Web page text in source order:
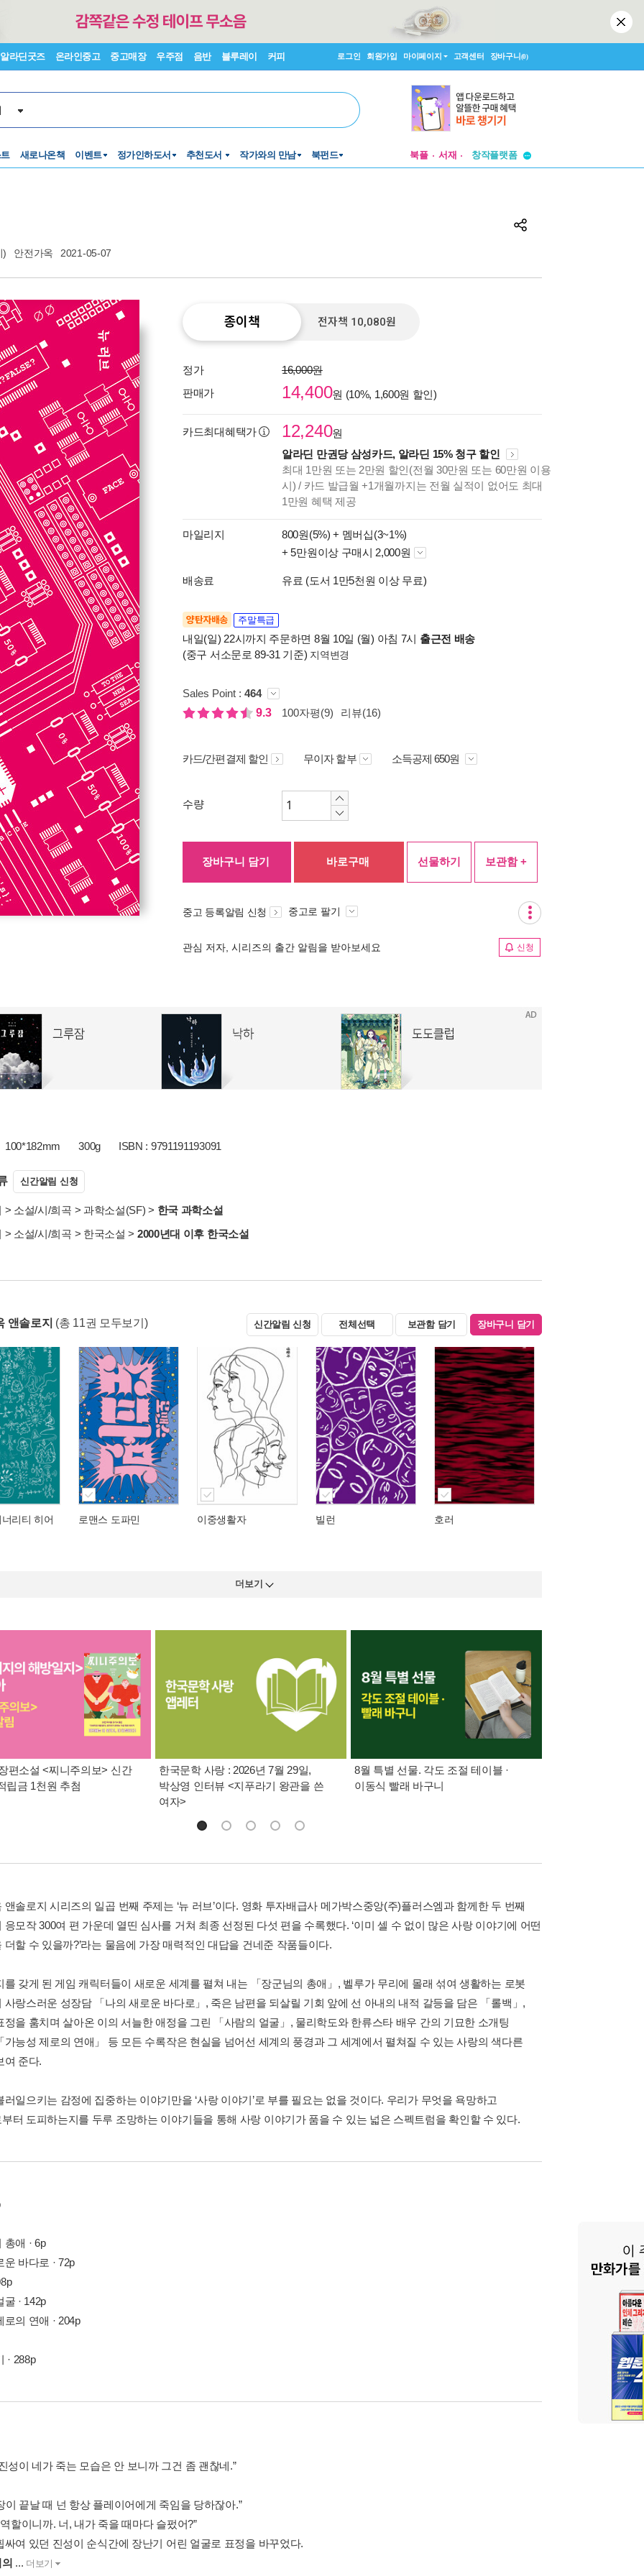
알라딘굿즈 온라인중고 중고매장 우주점 음반 블루레이 커피 로그인 회원가입 마이페이지 고객센터 장바구니(0)
새로나온책 이벤트 정가인하도서 추천도서 작가와의 만남 북펀드 북플 서재
창작플랫폼
) 안전가옥 2021-05-07
종이책 전자책 10,080원
정가
16,000원
판매가
14,400원 (10%, 1,600원 할인)
카드최대혜택가 12,240원
알라딘 만권당 삼성카드, 알라딘 15% 청구 할인
최대 1만원 또는 2만원 할인(전월 30만원 또는 60만원 이용
시) / 카드 발급월 +1개월까지는 전월 실적이 없어도 최대
1만원 혜택 제공
마일리지 800원(5%) + 멤버십(3~1%)
+ 5만원이상 구매시 2,000원
배송료 유료 (도서 1만5천원 이상 무료)
양탄자배송 주말특급
내일(일) 22시까지 주문하면 8월 10일 (월) 아침 7시 출근전 배송
(중구 서소문로 89-31 기준) 지역변경
Sales Point : 464
9.3
100자평(9) 리뷰(16)
카드/간편결제 할인 무이자 할부 소득공제 650원
수량
장바구니 담기 바로구매 선물하기 보관함 +
중고 등록알림 신청 중고로 팔기
관심 저자, 시리즈의 출간 알림을 받아보세요 신청
100*182mm 300g ISBN : 9791191193091
신간알림 신청
> 소설/시/희곡 > 과학소설(SF) > 한국 과학소설
> 소설/시/희곡 > 한국소설 > 2000년대 이후 한국소설
앤솔로지 (총 11권 모두보기) 신간알림 신청 전체선택 보관함 담기 장바구니 담기
리티 히어 로맨스 도파민 이중생활자 빌런 호러
더보기
편소설 <찌니주의보> 신간
립금 1천원 추첨
한국문학 사랑 : 2026년 7월 29일,
박상영 인터뷰 <지푸라기 왕관을 쓴
여자>
8월 특별 선물. 각도 조절 테이블 ·
이동식 빨래 바구니
앤솔로지 시리즈의 일곱 번째 주제는 ‘뉴 러브’이다. 영화 투자배급사 메가박스중앙(주)플러스엠과 함께한 두 번째
응모작 300여 편 가운데 열띤 심사를 거쳐 최종 선정된 다섯 편을 수록했다. ‘이미 셀 수 없이 많은 사랑 이야기에 어떤
더할 수 있을까?’라는 물음에 가장 매력적인 대답을 건네준 작품들이다.
를 갖게 된 게임 캐릭터들이 새로운 세계를 펼쳐 내는 「장군님의 총애」, 벨루가 무리에 몰래 섞여 생활하는 로봇
사랑스러운 성장담 「나의 새로운 바다로」, 죽은 남편을 되살릴 기회 앞에 선 아내의 내적 갈등을 담은 「롤백」,
정을 훔치며 살아온 이의 서늘한 애정을 그린 「사람의 얼굴」, 물리학도와 한류스타 배우 간의 기묘한 소개팅
가능성 제로의 연애」 등 모든 수록작은 현실을 넘어선 세계의 풍경과 그 세계에서 펼쳐질 수 있는 사랑의 색다른
여 준다.
러일으키는 감정에 집중하는 이야기만을 ‘사랑 이야기’로 부를 필요는 없을 것이다. 우리가 무엇을 욕망하고
터 도피하는지를 두루 조망하는 이야기들을 통해 사랑 이야기가 품을 수 있는 넓은 스펙트럼을 확인할 수 있다.
총애 · 6p
운 바다로 · 72p
· 142p
로의 연애 · 204p
· 288p
성이 네가 죽는 모습은 안 보니까 그건 좀 괜찮네.”
이 끝날 때 넌 항상 플레이어에게 죽임을 당하잖아.”
할이니까. 너, 내가 죽을 때마다 슬펐어?”
싸여 있던 진성이 순식간에 장난기 어린 얼굴로 표정을 바꾸었다.
... 더보기